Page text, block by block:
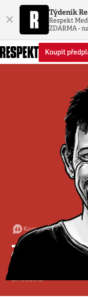
× Týdeník
Respekt
ZDARMA -
Koupit
Komentář•11. 10. 2020
Trump v
Jiří Sobota